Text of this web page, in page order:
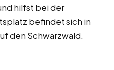
hilfst bei der
befindet sich in
den Schwarzwald.